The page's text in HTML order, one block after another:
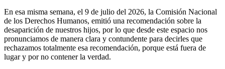
En esa misma semana, el 9 de julio del 2026, la Comisión Nacional
de los Derechos Humanos, emitió una recomendación sobre la
desaparición de nuestros hijos, por lo que desde este espacio nos
pronunciamos de manera clara y contundente para decirles que
rechazamos totalmente esa recomendación, porque está fuera de
lugar y por no contener la verdad.